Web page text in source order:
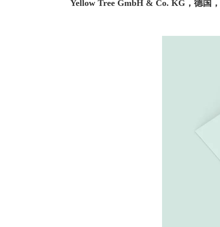
Yellow Tree GmbH & Co. KG，德国